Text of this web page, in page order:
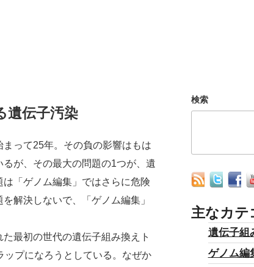
遺伝子汚染
って25年。その負の影響はもは
が、その最大の問題の1つが、遺
「ゲノム編集」ではさらに危険
解決しないで、「ゲノム編集」
最初の世代の遺伝子組み換えト
ップになろうとしている。なぜか
検索
主なカテ
遺伝子組
ゲノム編